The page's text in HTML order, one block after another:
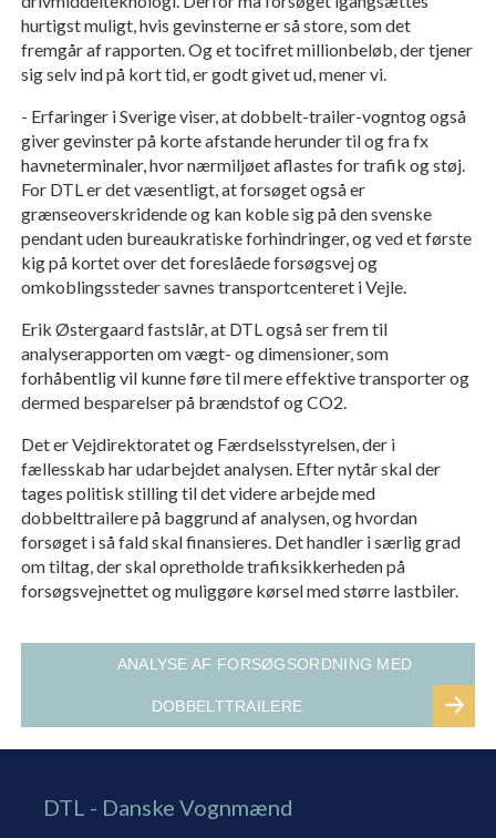
hurtigst muligt, hvis gevinsterne er så store, som det
fremgår af rapporten. Og et tocifret millionbeløb, der tjener
sig selv ind på kort tid, er godt givet ud, mener vi.
- Erfaringer i Sverige viser, at dobbelt-trailer-vogntog også
giver gevinster på korte afstande herunder til og fra fx
havneterminaler, hvor nærmiljøet aflastes for trafik og støj.
For DTL er det væsentligt, at forsøget også er
grænseoverskridende og kan koble sig på den svenske
pendant uden bureaukratiske forhindringer, og ved et første
kig på kortet over det foreslåede forsøgsvej og
omkoblingssteder savnes transportcenteret i Vejle.
Erik Østergaard fastslår, at DTL også ser frem til
analyserapporten om vægt- og dimensioner, som
forhåbentlig vil kunne føre til mere effektive transporter og
dermed besparelser på brændstof og CO2.
Det er Vejdirektoratet og Færdselsstyrelsen, der i
fællesskab har udarbejdet analysen. Efter nytår skal der
tages politisk stilling til det videre arbejde med
dobbelttrailere på baggrund af analysen, og hvordan
forsøget i så fald skal finansieres. Det handler i særlig grad
om tiltag, der skal opretholde trafiksikkerheden på
forsøgsvejnettet og muliggøre kørsel med større lastbiler.
ANALYSE AF FORSØGSORDNING MED
DOBBELTTRAILERE
DTL - Danske Vognmænd